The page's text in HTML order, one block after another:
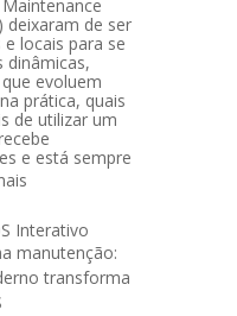
deixaram de ser
locais para se
evoluem
prática, quais
de utilizar um
e está sempre
em
Nuvem:
7
manutenção:
transforma